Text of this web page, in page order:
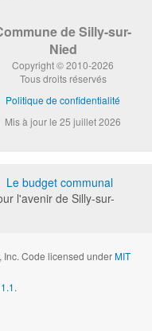
de Silly-sur-
Nied
Copyright © 2010-2026
Tous droits réservés
Politique de confidentialité
Mis à jour le 25 juillet 2026
Le budget communal
l'avenir de Silly-sur-
Inc. Code licensed underMIT
.